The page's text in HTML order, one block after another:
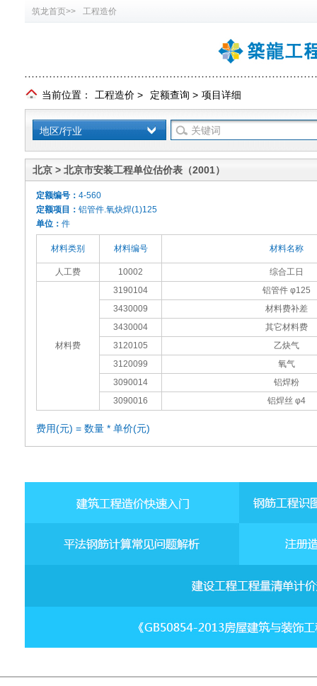
筑龙首页>> 工程造价
当前位置： 工程造价 > 定额查询 > 项目详细
地区/行业
北京 > 北京市安装工程单位估价表（2001）
定额编号： 4-560
定额项目： 铝管件.氧炔焊(1)125
单位： 件
材料类别 材料编号 材料名称
人工费 10002 综合工日
材料费
3190104
铝管件 φ125
3430009
材料费补差
3430004
其它材料费
3120105
乙炔气
3120099
氧气
3090014
铝焊粉
3090016
铝焊丝 φ4
费用(元) = 数量 * 单价(元)